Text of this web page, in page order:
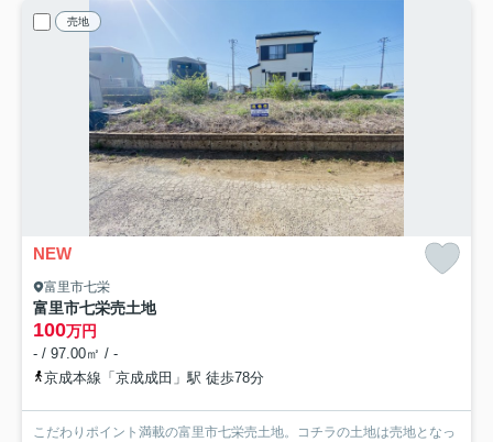
売地
NEW
富里市七栄
富里市七栄売土地
100万円
- / 97.00㎡ / -
京成本線「京成成田」駅 徒歩78分
こだわりポイント満載の富里市七栄売土地。コチラの土地は売地となっ